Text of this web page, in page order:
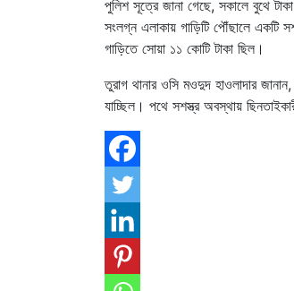
পুলিশ সূত্রে জানা গেছে, সকালে বুথে
সংলগ্ন এলাকায় গাড়িটি পৌঁছালে একটি
গাড়িতে সোয়া ১১ কোটি টাকা ছিল।
তুরাগ থানার ওসি মওদুদ হাওলাদার
যাচ্ছিল। পথে সশস্ত্র অবস্থায়